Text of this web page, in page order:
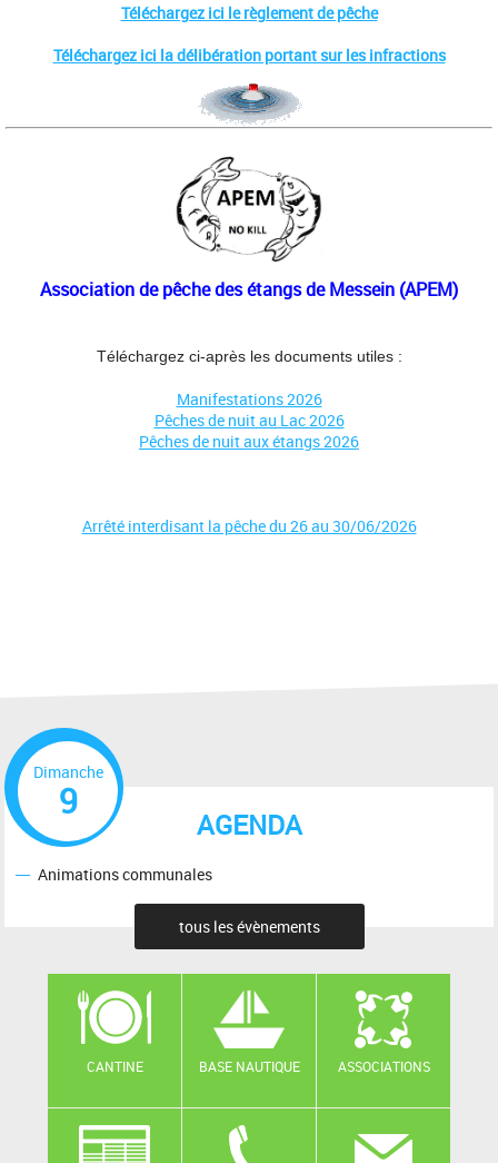
Téléchargez ici le règlement de pêche
Téléchargez ici la délibération portant sur les infractions
Association de pêche des étangs de Messein (APEM)
Téléchargez ci-après les documents utiles :
Manifestations 2026
Pêches de nuit au Lac 2026
Pêches de nuit aux étangs 2026
Arrêté interdisant la pêche du 26 au 30/06/2026
AGENDA
Dimanche
9
Animations communales
tous les évènements
CANTINE BASE NAUTIQUE ASSOCIATIONS